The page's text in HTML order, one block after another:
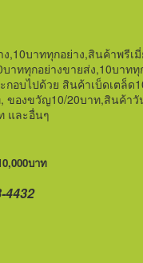
,10บาททุกอย่าง,สินค้าพรี
าททุกอย่างขายส่ง,10บาท
กอบไปด้วย สินค้าเบ็ดเตล็ด
ของขวัญ10/20บาท,สินค้า
และอื่นๆ
บาท
4432